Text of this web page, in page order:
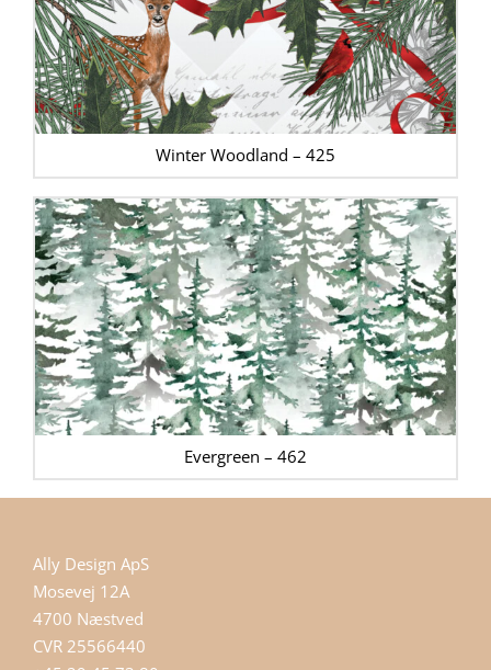
Winter Woodland – 425
Evergreen – 462
Ally Design ApS
Mosevej 12A
4700 Næstved
CVR 25566440